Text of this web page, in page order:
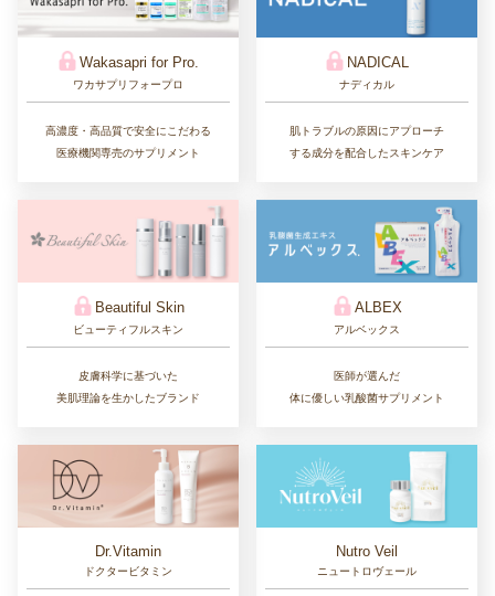
Wakasapri for Pro.
ワカサプリフォープロ
高濃度・高品質で安全にこだわる
医療機関専売のサプリメント
NADICAL
ナディカル
肌トラブルの原因にアプローチ
する成分を配合したスキンケア
Beautiful Skin
ビューティフルスキン
皮膚科学に基づいた
美肌理論を生かしたブランド
ALBEX
アルベックス
医師が選んだ
体に優しい乳酸菌サプリメント
Dr.Vitamin
ドクタービタミン
Nutro Veil
ニュートロヴェール